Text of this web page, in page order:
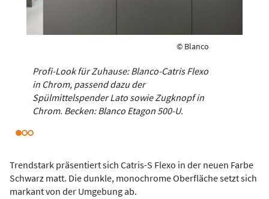
© Blanco
Profi-Look für Zuhause: Blanco-Catris Flexo
in Chrom, passend dazu der
Spülmittelspender Lato sowie Zugknopf in
Chrom. Becken: Blanco Etagon 500-U.
Trendstark präsentiert sich Catris-S Flexo in der neuen Farbe
Schwarz matt. Die dunkle, monochrome Oberfläche setzt sich
markant von der Umgebung ab.